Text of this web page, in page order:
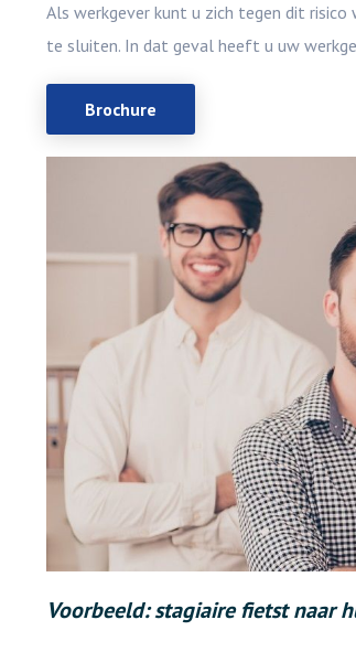
Als werkgever kunt u zich tegen dit risico
te sluiten. In dat geval heeft u uw
Brochure
Voorbeeld: stagiaire fietst naar